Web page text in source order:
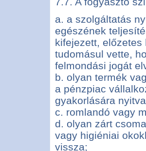
a. a szolgáltatás
egészének
kifejezett,
tudomásul vette,
felmondási jogát
b. olyan termék
a pénzpiac
gyakorlására
c. romlandó vagy
d. olyan zárt
vagy higiéniai
vissza;